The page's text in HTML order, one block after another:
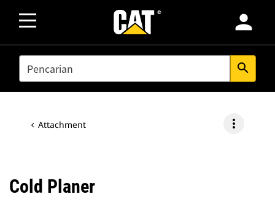
person
SEARCH search
Attachment more_vert
Cold Planer